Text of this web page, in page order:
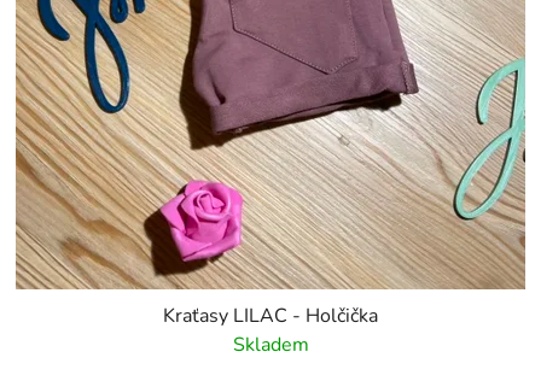
Kraťasy LILAC - Holčička
Skladem